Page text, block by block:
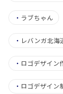
・ ラブちゃん
・ レバンガ北海
・ ロゴデザイン
・ ロゴデザイン